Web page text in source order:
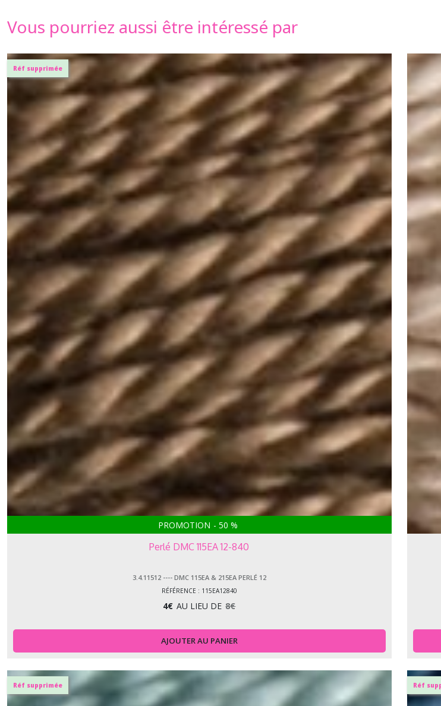
Vous pourriez aussi être intéressé par
Réf supprimée
PROMOTION - 50 %
Perlé DMC 115EA 12-840
3.4.11512 ---- DMC 115EA & 215EA PERLÉ 12
RÉFÉRENCE : 115EA12840
4€ AU LIEU DE 8€
AJOUTER AU PANIER
Réf supprimée Réf